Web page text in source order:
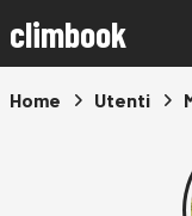
climbook
Home Utenti